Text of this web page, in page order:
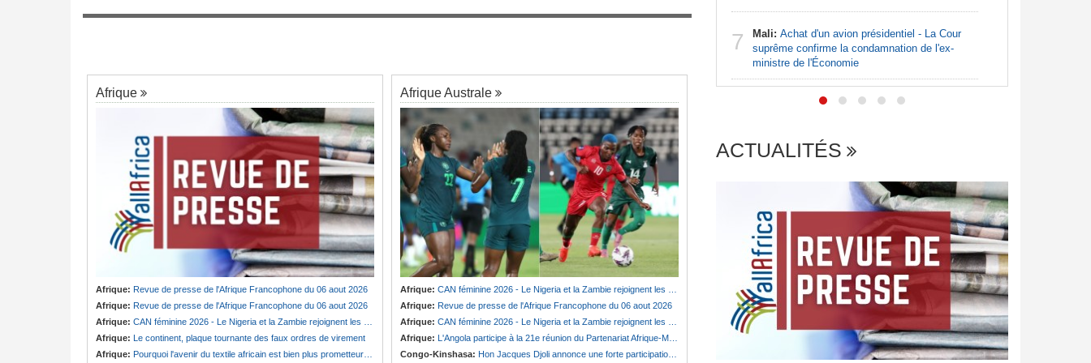
Afrique
Afrique: Revue de presse de l'Afrique Francophone du 06 aout 2026
Afrique: Revue de presse de l'Afrique Francophone du 06 aout 2026
Afrique: CAN féminine 2026 - Le Nigeria et la Zambie rejoignent les quarts de finale
Afrique: Le continent, plaque tournante des faux ordres de virement
Afrique: Pourquoi l'avenir du textile africain est bien plus prometteur que ne le laissent penser les chiffres
Afrique Australe
Afrique: CAN féminine 2026 - Le Nigeria et la Zambie rejoignent les quarts de finale
Afrique: Revue de presse de l'Afrique Francophone du 06 aout 2026
Afrique: CAN féminine 2026 - Le Nigeria et la Zambie rejoignent les quarts de finale
Afrique: L'Angola participe à la 21e réunion du Partenariat Afrique-Monde arabe au Caire
Congo-Kinshasa: Hon Jacques Djoli annonce une forte participation du pays à la Conférence des présidents de parlements à Midrand
Cameroun:Badjeck contre effoudou - La
7
président Doumbouya en Grèce - Opposition et
7 Mali: Achat d'un avion présidentiel - La Cour
suprême confirme la condamnation de l'ex-
ministre de l'Économie
ACTUALITÉS